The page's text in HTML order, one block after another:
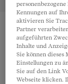
Bio
Kurt April ist
Kennungen auf
aktivieren Sie
Partner
aufgeführten
Inhalte und
Sie können
Einstellungen zu
Sie auf den Link
Webseite klicken.